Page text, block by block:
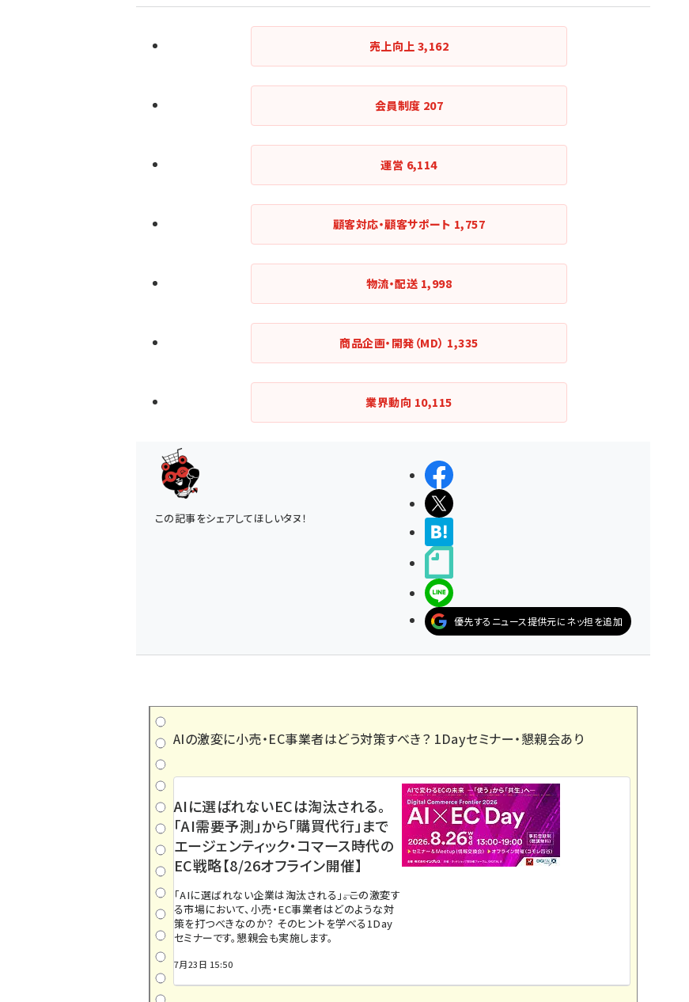
売上向上 3,162
会員制度 207
運営 6,114
顧客対応・顧客サポート 1,757
物流・配送 1,998
商品企画・開発（MD） 1,335
業界動向 10,115
この記事をシェアしてほしいタヌ！
優先するニュース提供元にネッ担を追加
AIの激変に小売・EC事業者はどう対策すべき？ 1Dayセミナー・懇親会あり
AIに選ばれないECは淘汰される。
「AI需要予測」から「購買代行」まで
エージェンティック・コマース時代の
EC戦略【8/26オフライン開催】
「AIに選ばれない企業は淘汰される」――。この激変す
る市場において、小売・EC事業者はどのような対
策を打つべきなのか？ そのヒントを学べる1Day
セミナーです。懇親会も実施します。
7月23日 15:50